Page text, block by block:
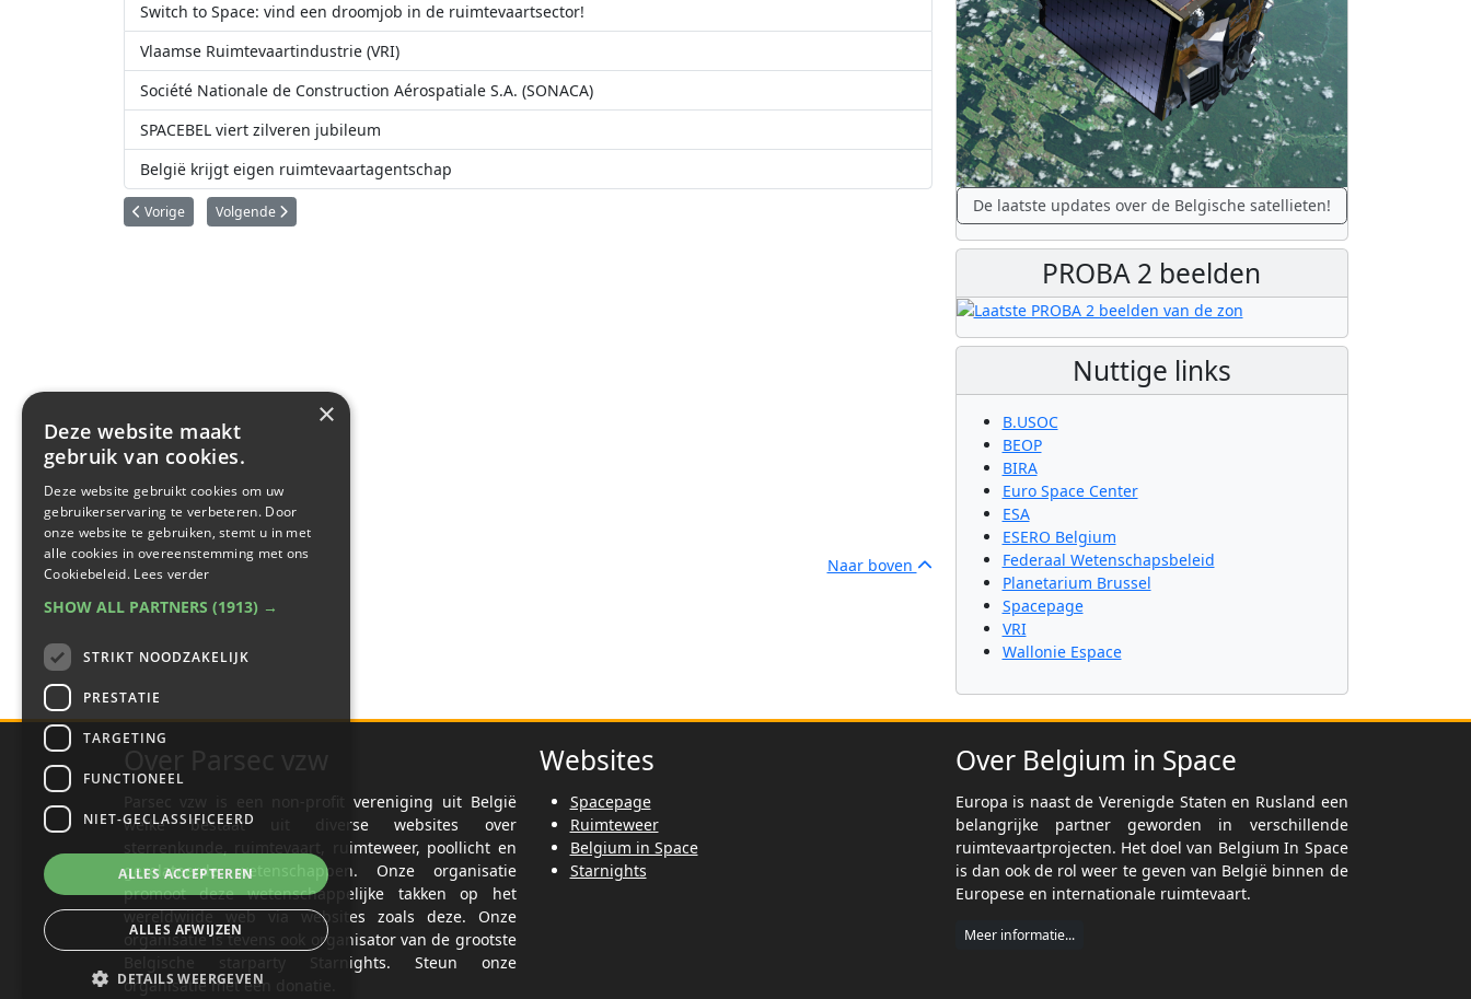
Switch to Space: vind een droomjob in de ruimtevaartsector!
Vlaamse Ruimtevaartindustrie (VRI)
Société Nationale de Construction Aérospatiale S.A. (SONACA)
SPACEBEL viert zilveren jubileum
België krijgt eigen ruimtevaartagentschap
Vorig artikel: Kijk op 20 maart in België naar een zonsverduistering!
Vorige Volgende artikel: V2: Van terreurwapen tot Maanraket
Volgende
Naar boven
De laatste updates over de Belgische satellieten!
PROBA 2 beelden
Nuttige links
B.USOC
BEOP
BIRA
Euro Space Center
ESA
ESERO Belgium
Federaal Wetenschapsbeleid
Planetarium Brussel
Spacepage
VRI
Wallonie Espace
Parsec vzw is een non-profit vereniging uit België
welke bestaat uit diverse websites over
sterrenkunde, ruimtevaart, ruimteweer, poollicht en
gerelateerde wetenschappen. Onze organisatie
promoot deze wetenschappelijke takken op het
wereldwijde web via websites zoals deze. Onze
organisatie is tevens ook organisator van de grootste
Belgische starparty Starnights. Steun onze
organisatie met een donatie.
Websites
Spacepage
Ruimteweer
Belgium in Space
Starnights
Over Belgium in Space
Europa is naast de Verenigde Staten en Rusland een
belangrijke partner geworden in verschillende
ruimtevaartprojecten. Het doel van Belgium In Space
is dan ook de rol weer te geven van België binnen de
Europese en internationale ruimtevaart.
Meer informatie...
×
Deze website maakt
gebruik van cookies.
Deze website gebruikt cookies om uw
gebruikerservaring te verbeteren. Door
onze website te gebruiken, stemt u in met
alle cookies in overeenstemming met ons
Cookiebeleid. Lees verder
SHOW ALL PARTNERS (1913) →
STRIKT NOODZAKELIJK
PRESTATIE
TARGETING
FUNCTIONEEL
NIET-GECLASSIFICEERD
ALLES ACCEPTEREN
ALLES AFWIJZEN
DETAILS WEERGEVEN